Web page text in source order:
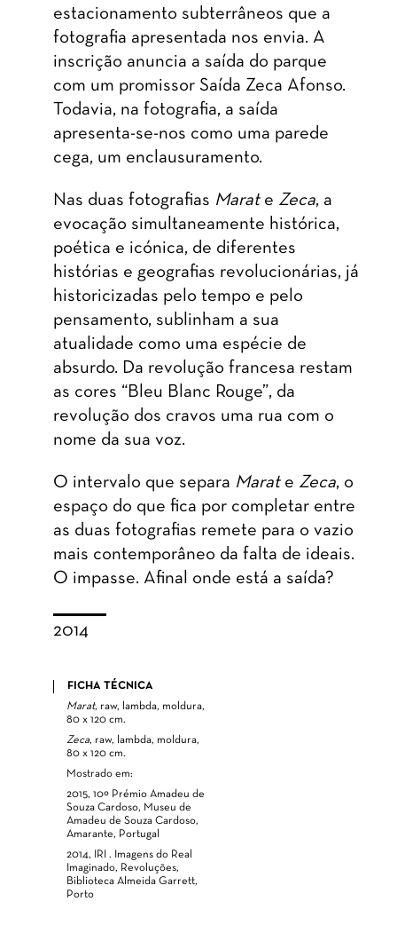
estacionamento subterrâneos que a
fotografia apresentada nos envia. A
inscrição anuncia a saída do parque
com um promissor Saída Zeca Afonso.
Todavia, na fotografia, a saída
apresenta-se-nos como uma parede
cega, um enclausuramento.
Nas duas fotografias Marate Zeca, a
evocação simultaneamente histórica,
poética e icónica, de diferentes
histórias e geografias revolucionárias, já
historicizadas pelo tempo e pelo
pensamento, sublinham a sua
atualidade como uma espécie de
absurdo. Da revolução francesa restam
as cores “Bleu Blanc Rouge”, da
revolução dos cravos uma rua com o
nome da sua voz.
O intervalo que separa Marate Zeca, o
espaço do que fica por completar entre
as duas fotografias remete para o vazio
mais contemporâneo da falta de ideais.
O impasse. Afinal onde está a saída?
2014
FICHA TÉCNICA
Marat, raw, lambda, moldura,
80 x 120 cm.
Zeca, raw, lambda, moldura,
80 x 120 cm.
Mostrado em:
2015, 10º Prémio Amadeu de
Souza Cardoso, Museu de
Amadeu de Souza Cardoso,
Amarante, Portugal
2014, IRI . Imagens do Real
Imaginado, Revoluções,
Biblioteca Almeida Garrett,
Porto